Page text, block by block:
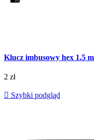
Klucz imbusowy hex 1.5
2 zł
 Szybki podgląd